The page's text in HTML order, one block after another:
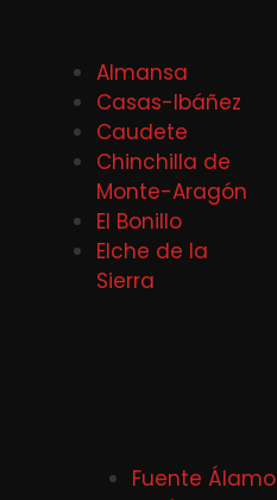
Almansa
Casas-Ibáñez
Caudete
Chinchilla de
Monte-Aragón
El Bonillo
Elche de la
Sierra
Fuente Álamo